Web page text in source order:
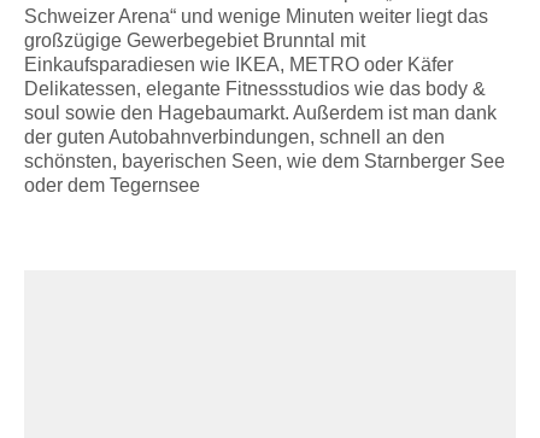
Schweizer Arena“ und wenige Minuten weiter liegt das
großzügige Gewerbegebiet Brunntal mit
Einkaufsparadiesen wie IKEA, METRO oder Käfer
Delikatessen, elegante Fitnessstudios wie das body &
soul sowie den Hagebaumarkt. Außerdem ist man dank
der guten Autobahnverbindungen, schnell an den
schönsten, bayerischen Seen, wie dem Starnberger See
oder dem Tegernsee